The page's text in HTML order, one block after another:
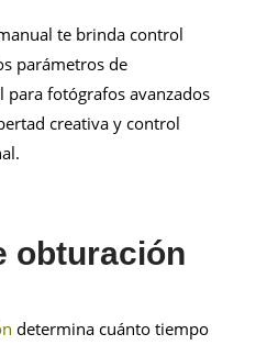
te brinda control
parámetros de
para fotógrafos avanzados
creativa y control
obturación
determina cuánto tiempo